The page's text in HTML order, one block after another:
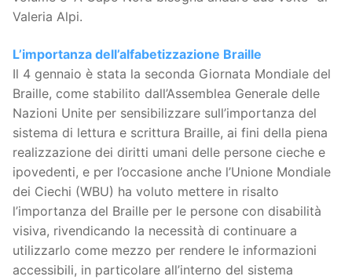
Valeria Alpi.
L’importanza dell’alfabetizzazione Braille
Il 4 gennaio è stata la seconda Giornata Mondiale del
Braille, come stabilito dall’Assemblea Generale delle
Nazioni Unite per sensibilizzare sull’importanza del
sistema di lettura e scrittura Braille, ai fini della piena
realizzazione dei diritti umani delle persone cieche e
ipovedenti, e per l’occasione anche l’Unione Mondiale
dei Ciechi (WBU) ha voluto mettere in risalto
l’importanza del Braille per le persone con disabilità
visiva, rivendicando la necessità di continuare a
utilizzarlo come mezzo per rendere le informazioni
accessibili, in particolare all’interno del sistema